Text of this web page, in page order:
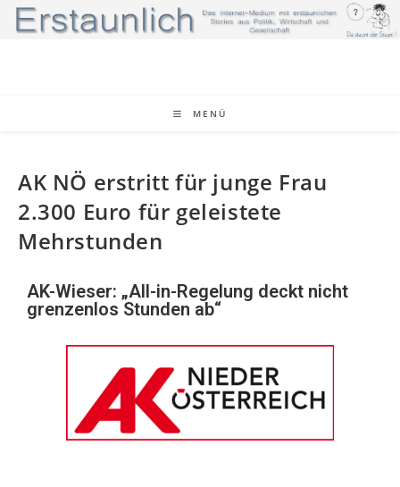
MENÜ
AK NÖ erstritt für junge Frau
2.300 Euro für geleistete
Mehrstunden
AK-Wieser: „All-in-Regelung deckt nicht
grenzenlos Stunden ab“